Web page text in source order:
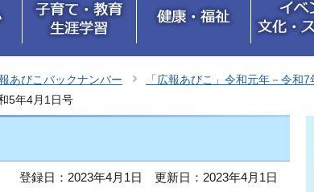
あびこバックナンバー
「広報あびこ」令和元年－令和
5年4月1日号
登録日：2023年4月1日 更新日：2023年4月1日